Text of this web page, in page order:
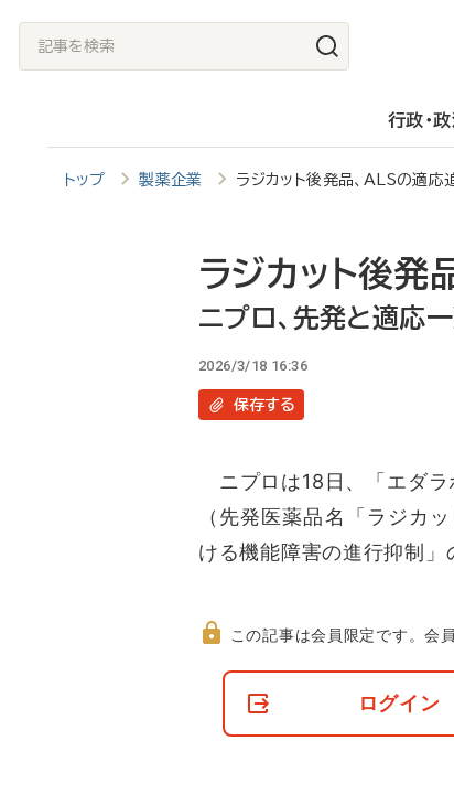
記
事
行政・
トップ 製薬企業 ラジカット後発品、ALSの適
ラジカット後発
ニプロ、先発と適応
2026/3/18 16:36
保存する
ニプロは18日、「エダラ
（先発医薬品名「ラジカ
ける機能障害の進行抑制
この記事は会員限定です。会
ログイン